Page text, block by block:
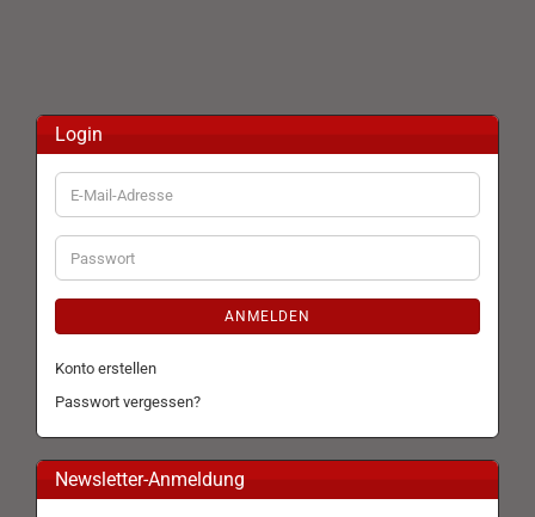
Login
E-
Mail-
Adresse
Passwort
ANMELDEN
Konto erstellen
Passwort vergessen?
Newsletter-Anmeldung